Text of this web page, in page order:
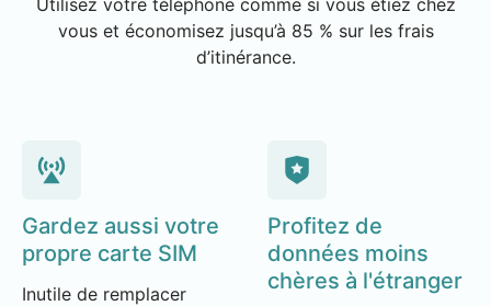
vous et économisez jusqu’à 85 % sur les frais
d’itinérance.
Gardez aussi votre
propre carte SIM
Inutile de remplacer
Profitez de
données moins
chères à l'étranger